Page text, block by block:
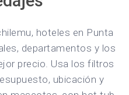
hoteles en Punta
departamentos y los
precio. Usa los filtros
ubicación y